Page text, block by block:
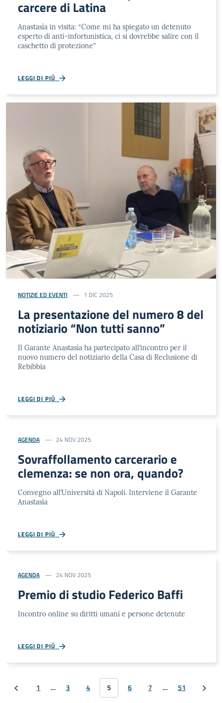
carcere di Latina
Anastasìa in visita: “Come mi ha spiegato un detenuto
esperto di anti-infortunistica, ci si dovrebbe salire con il
caschetto di protezione”
LEGGI DI PIÙ
NOTIZIE ED EVENTI 1 DIC 2025
La presentazione del numero 8 del
notiziario “Non tutti sanno”
Il Garante Anastasìa ha partecipato all’incontro per il
nuovo numero del notiziario della Casa di Reclusione di
Rebibbia
LEGGI DI PIÙ
AGENDA 24 NOV 2025
Sovraffollamento carcerario e
clemenza: se non ora, quando?
Convegno all’Università di Napoli. Interviene il Garante
Anastasìa
LEGGI DI PIÙ
AGENDA 24 NOV 2025
Premio di studio Federico Baffi
Incontro online su diritti umani e persone detenute
LEGGI DI PIÙ
1 … 3 4 5 6 7 … 51